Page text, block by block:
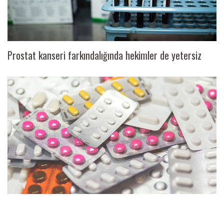
Prostat kanseri farkındalığında hekimler de yetersiz